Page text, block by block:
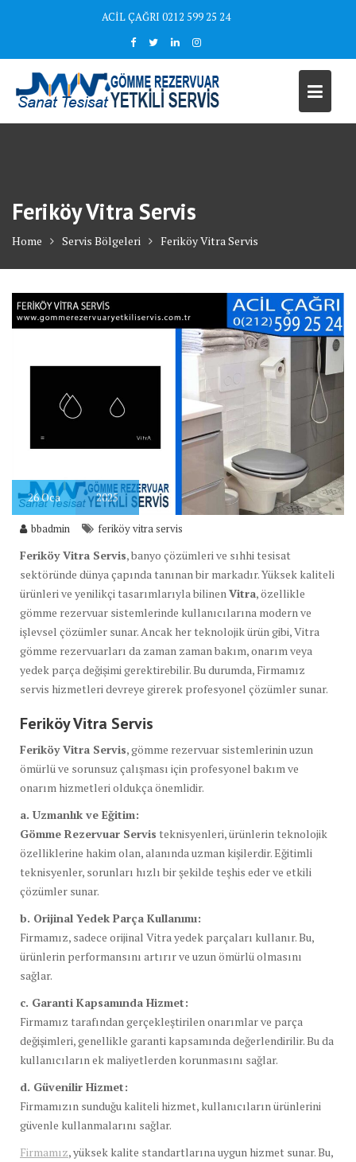
ACİL ÇAĞRI 0212 599 25 24
Feriköy Vitra Servis
Home Servis Bölgeleri Feriköy Vitra Servis
26Oca 2025
bbadmin feriköy vitra servis
Feriköy Vitra Servis, banyo çözümleri ve sıhhi tesisat
sektöründe dünya çapında tanınan bir markadır. Yüksek kaliteli
ürünleri ve yenilikçi tasarımlarıyla bilinen Vitra, özellikle
gömme rezervuar sistemlerinde kullanıcılarına modern ve
işlevsel çözümler sunar. Ancak her teknolojik ürün gibi, Vitra
gömme rezervuarları da zaman zaman bakım, onarım veya
yedek parça değişimi gerektirebilir. Bu durumda, Firmamız
servis hizmetleri devreye girerek profesyonel çözümler sunar.
Feriköy Vitra Servis
Feriköy Vitra Servis, gömme rezervuar sistemlerinin uzun
ömürlü ve sorunsuz çalışması için profesyonel bakım ve
onarım hizmetleri oldukça önemlidir.
a. Uzmanlık ve Eğitim:
Gömme Rezervuar Servis teknisyenleri, ürünlerin teknolojik
özelliklerine hakim olan, alanında uzman kişilerdir. Eğitimli
teknisyenler, sorunları hızlı bir şekilde teşhis eder ve etkili
çözümler sunar.
b. Orijinal Yedek Parça Kullanımı:
Firmamız, sadece orijinal Vitra yedek parçaları kullanır. Bu,
ürünlerin performansını artırır ve uzun ömürlü olmasını
sağlar.
c. Garanti Kapsamında Hizmet:
Firmamız tarafından gerçekleştirilen onarımlar ve parça
değişimleri, genellikle garanti kapsamında değerlendirilir. Bu da
kullanıcıların ek maliyetlerden korunmasını sağlar.
d. Güvenilir Hizmet:
Firmamızın sunduğu kaliteli hizmet, kullanıcıların ürünlerini
güvenle kullanmalarını sağlar.
Firmamız, yüksek kalite standartlarına uygun hizmet sunar. Bu,